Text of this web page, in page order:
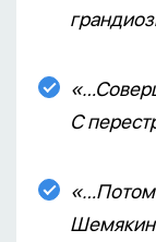
С
«…Потом